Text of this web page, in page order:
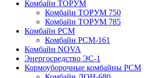
Комбайн ТОРУМ
Комбайн ТОРУМ 750
Комбайн ТОРУМ 785
Комбайн РСМ
Комбайн РСМ-161
Комбайн NOVA
Энергосредство ЭС-1
Кормоуборочные комбайны РСМ